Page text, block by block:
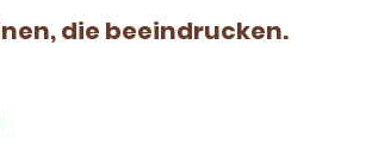
basierend
die beeindrucken.